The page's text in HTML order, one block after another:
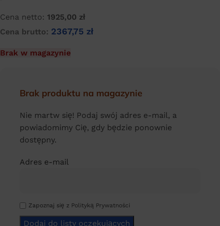
Cena netto: 1925,00 zł
Cena brutto: 2367,75 zł
Brak w magazynie
Brak produktu na magazynie
Nie martw się! Podaj swój adres e-mail, a
powiadomimy Cię, gdy będzie ponownie
dostępny.
Adres e-mail
Zapoznaj się z Polityką Prywatności